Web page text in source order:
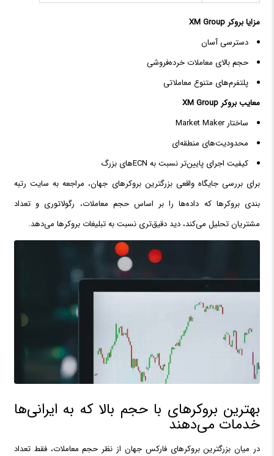
مزایا بروکر XM Group
دسترسی آسان
حجم بالای معاملات خرده‌فروشی
پلتفرم‌های متنوع معاملاتی
معایب بروکر XM Group
ساختار Market Maker
محدودیت‌های منطقه‌ای
کیفیت اجرای پایین‌تر نسبت به ECNهای بزرگ
برای بررسی جایگاه واقعی بزرگترین بروکرهای جهان، مراجعه به سایت رتبه
بندی بروکرها که داده‌ها را بر اساس حجم معاملات، رگولاتوری و تعداد
مشتریان تحلیل می‌کند، دید دقیق‌تری نسبت به تبلیغات بروکرها می‌دهد.
بهترین بروکرهای با حجم بالا که به ایرانی‌ها
خدمات می‌دهند
در میان بزرگترین بروکرهای فارکس جهان از نظر حجم معاملات، فقط تعداد